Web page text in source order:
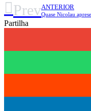
PrevANTERIOR
Quase Nicolau
Partilha